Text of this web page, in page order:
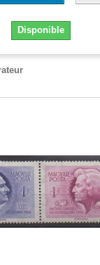
Disponible